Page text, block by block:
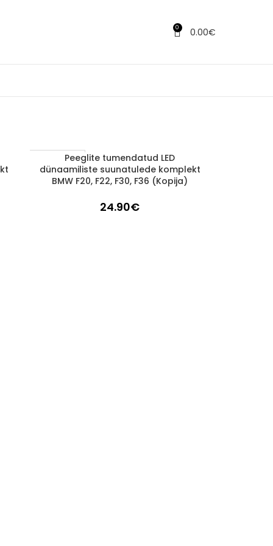
0 0.00€
1-3 d.d.
LISA KORVIPeeglite tumendatud LED
dünaamiliste suunatulede komplekt
BMW F20, F22, F30, F36 (Kopija)
24.90€